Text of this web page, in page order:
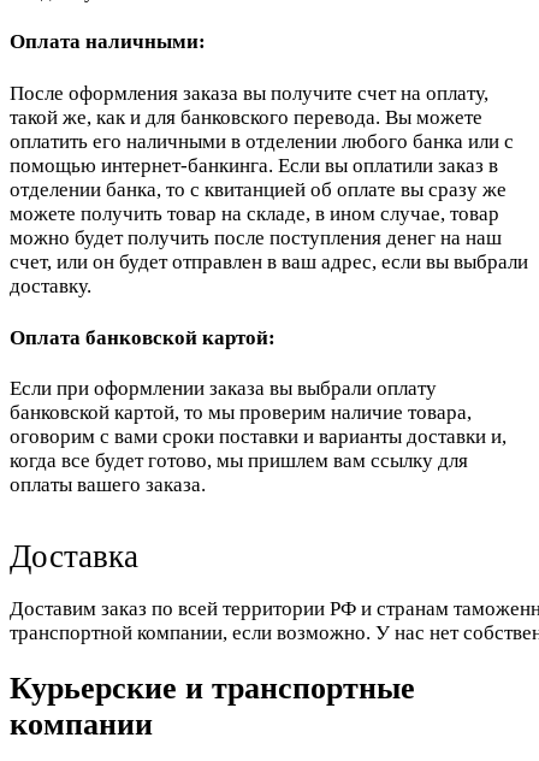
Оплата наличными:
После оформления заказа вы получите счет на оплату,
такой же, как и для банковского перевода. Вы можете
оплатить его наличными в отделении любого банка или с
помощью интернет-банкинга. Если вы оплатили заказ в
отделении банка, то с квитанцией об оплате вы сразу же
можете получить товар на складе, в ином случае, товар
можно будет получить после поступления денег на наш
счет, или он будет отправлен в ваш адрес, если вы выбрали
доставку.
Оплата банковской картой:
Если при оформлении заказа вы выбрали оплату
банковской картой, то мы проверим наличие товара,
оговорим с вами сроки поставки и варианты доставки и,
когда все будет готово, мы пришлем вам ссылку для
оплаты вашего заказа.
Доставка
Доставим заказ по всей территории РФ и странам
транспортной компании, если возможно. У нас нет
Курьерские и транспортные
компании